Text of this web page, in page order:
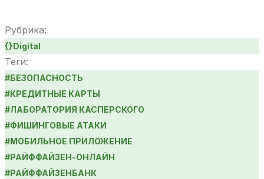
Рубрика:
{}Digital
Теги:
#БЕЗОПАСНОСТЬ
#КРЕДИТНЫЕ КАРТЫ
#ЛАБОРАТОРИЯ КАСПЕРСКОГО
#ФИШИНГОВЫЕ АТАКИ
#МОБИЛЬНОЕ ПРИЛОЖЕНИЕ
#РАЙФФАЙЗЕН-ОНЛАЙН
#РАЙФФАЙЗЕНБАНК